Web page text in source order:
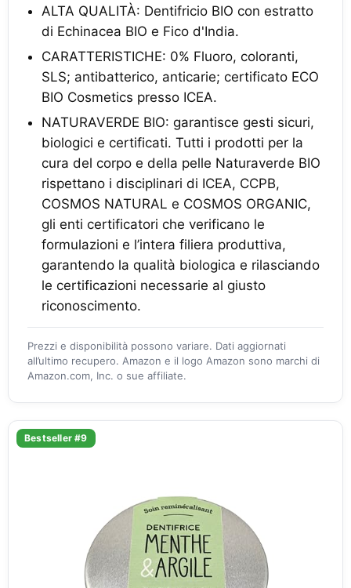
ALTA QUALITÀ: Dentifricio BIO con estratto
di Echinacea BIO e Fico d'India.
CARATTERISTICHE: 0% Fluoro, coloranti,
SLS; antibatterico, anticarie; certificato ECO
BIO Cosmetics presso ICEA.
NATURAVERDE BIO: garantisce gesti sicuri,
biologici e certificati. Tutti i prodotti per la
cura del corpo e della pelle Naturaverde BIO
rispettano i disciplinari di ICEA, CCPB,
COSMOS NATURAL e COSMOS ORGANIC,
gli enti certificatori che verificano le
formulazioni e l’intera filiera produttiva,
garantendo la qualità biologica e rilasciando
le certificazioni necessarie al giusto
riconoscimento.
Prezzi e disponibilità possono variare. Dati aggiornati
all’ultimo recupero. Amazon e il logo Amazon sono marchi di
Amazon.com, Inc. o sue affiliate.
Bestseller #9